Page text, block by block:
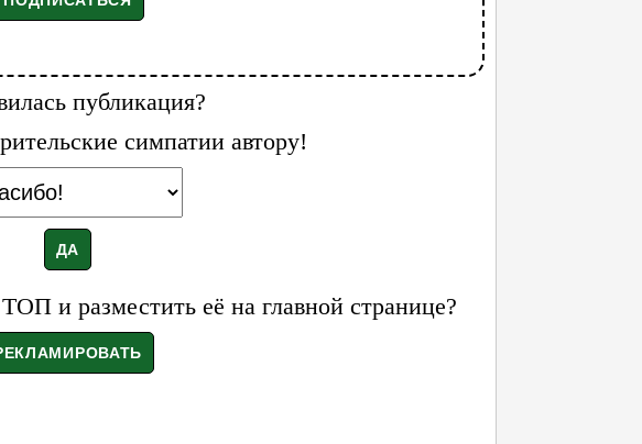
публикация?
симпатии автору!
и разместить её на главной странице?